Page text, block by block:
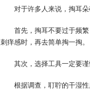
对于许多人来说，掏耳
首先，掏耳不要过于频
刺痒感时，再去简单掏一掏。
其次，选择工具一定要
根据调查，耵聍的干湿